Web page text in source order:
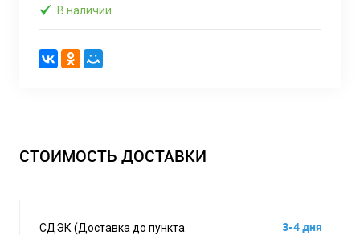
В наличии
СТОИМОСТЬ ДОСТАВКИ
СДЭК (Доставка до пункта
3-4 дня